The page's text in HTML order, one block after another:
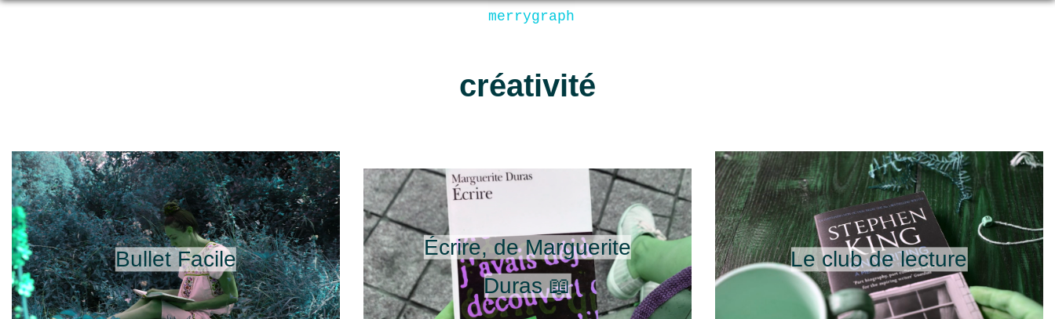
merrygraph
créativité
Bullet Facile
Écrire, de Marguerite
Duras 📖
Le club de lecture